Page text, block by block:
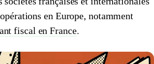
en Europe, notamment
fiscal en France.